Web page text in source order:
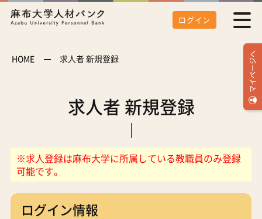
ログイン
マイページへ
HOME 求人者 新規登録
求人者 新規登録
※求人登録は麻布大学に所属している教職員のみ登録
可能です。
ログイン情報